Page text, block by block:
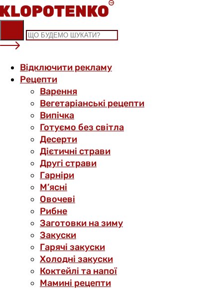
Skip
to
content
Відключити рекламу
Рецепти
Варення
Вегетаріанські рецепти
Випічка
Готуємо без світла
Десерти
Дієтичні страви
Другі страви
Гарніри
М’ясні
Овочеві
Рибне
Заготовки на зиму
Закуски
Гарячі закуски
Холодні закуски
Коктейлі та напої
Мамині рецепти